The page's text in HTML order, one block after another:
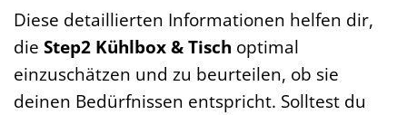
Diese detaillierten Informationen helfen dir,
die Step2 Kühlbox & Tisch optimal
einzuschätzen und zu beurteilen, ob sie
deinen Bedürfnissen entspricht. Solltest du